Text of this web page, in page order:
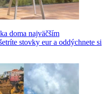
doma najväčším
stovky eur a oddýchnete si